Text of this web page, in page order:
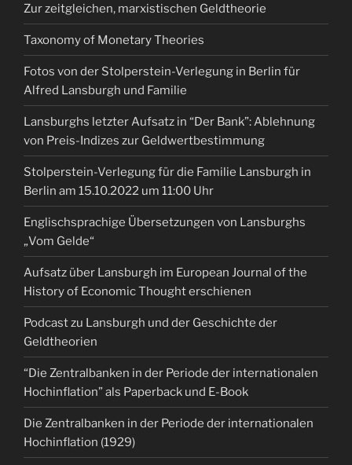
Zur zeitgleichen, marxistischen Geldtheorie
Taxonomy of Monetary Theories
Fotos von der Stolperstein-Verlegung in Berlin für
Alfred Lansburgh und Familie
Lansburghs letzter Aufsatz in “Der Bank”: Ablehnung
von Preis-Indizes zur Geldwertbestimmung
Stolperstein-Verlegung für die Familie Lansburgh in
Berlin am 15.10.2022 um 11:00 Uhr
Englischsprachige Übersetzungen von Lansburghs
„Vom Gelde“
Aufsatz über Lansburgh im European Journal of the
History of Economic Thought erschienen
Podcast zu Lansburgh und der Geschichte der
Geldtheorien
“Die Zentralbanken in der Periode der internationalen
Hochinflation” als Paperback und E-Book
Die Zentralbanken in der Periode der internationalen
Hochinflation (1929)